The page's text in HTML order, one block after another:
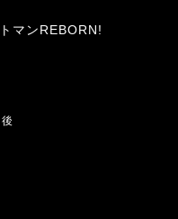
マンREBORN!